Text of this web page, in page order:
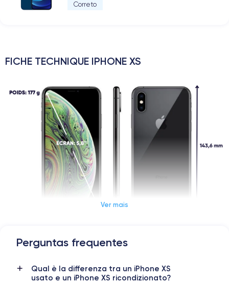
Correto
FICHE TECHNIQUE IPHONE XS
Dimensions et poids iPhone XS
Date de sortie
12/09/2018
Système exploit.
iOS (iOS 16)
Ver mais
Perguntas frequentes
Qual è la differenza tra un iPhone XS
usato e un iPhone XS ricondizionato?